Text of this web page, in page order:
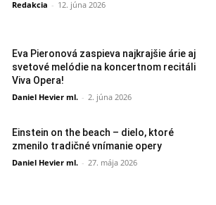
Redakcia - 12. júna 2026
Eva Pieronová zaspieva najkrajšie árie aj
svetové melódie na koncertnom recitáli
Viva Opera!
Daniel Hevier ml. - 2. júna 2026
Einstein on the beach – dielo, ktoré
zmenilo tradičné vnímanie opery
Daniel Hevier ml. - 27. mája 2026